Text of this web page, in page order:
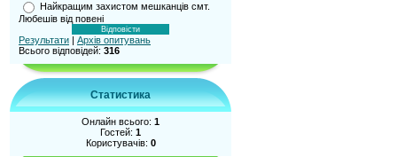
Найкращим захистом мешканців смт.
Любешів від повені
Результати | Архів опитувань
Всього відповідей: 316
Статистика
Онлайн всього: 1
Гостей: 1
Користувачів: 0